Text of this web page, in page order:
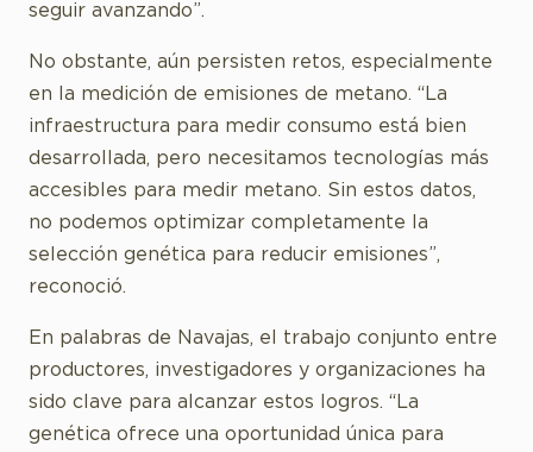
seguir avanzando”.
No obstante, aún persisten retos, especialmente
en la medición de emisiones de metano. “La
infraestructura para medir consumo está bien
desarrollada, pero necesitamos tecnologías más
accesibles para medir metano. Sin estos datos,
no podemos optimizar completamente la
selección genética para reducir emisiones”,
reconoció.
En palabras de Navajas, el trabajo conjunto entre
productores, investigadores y organizaciones ha
sido clave para alcanzar estos logros. “La
genética ofrece una oportunidad única para